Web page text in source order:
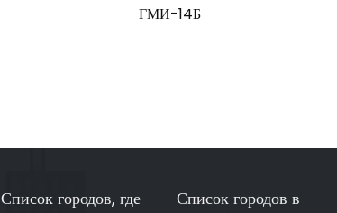
ГМИ-14Б
Список городов, где
Список городов в